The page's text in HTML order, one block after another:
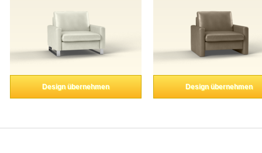
Design übernehmen Design übernehmen